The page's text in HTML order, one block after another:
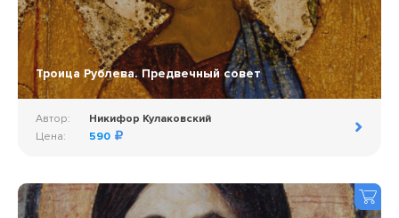
Троица Рублева. Предвечный совет
Автор:
Никифор Кулаковский
Цена:
590